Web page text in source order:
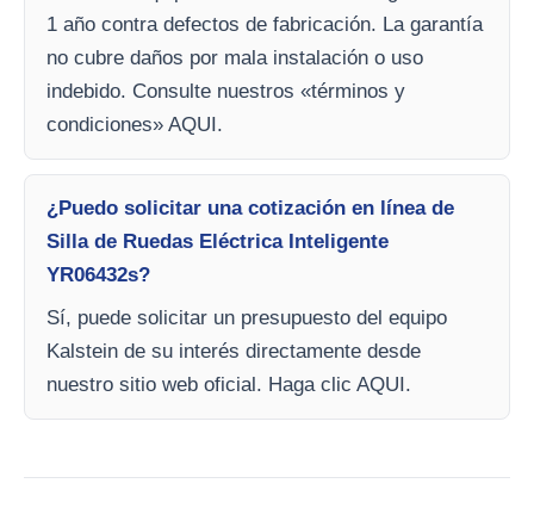
1 año contra defectos de fabricación. La garantía
no cubre daños por mala instalación o uso
indebido. Consulte nuestros «términos y
condiciones» AQUI.
¿Puedo solicitar una cotización en línea de
Silla de Ruedas Eléctrica Inteligente
YR06432s?
Sí, puede solicitar un presupuesto del equipo
Kalstein de su interés directamente desde
nuestro sitio web oficial. Haga clic AQUI.